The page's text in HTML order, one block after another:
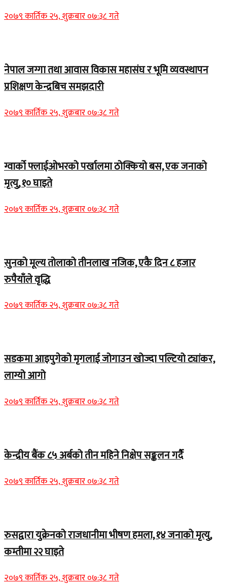
२०७९ कार्तिक २५, शुक्रबार ०७:३८ गते
नेपाल जग्गा तथा आवास विकास महासंघ र भूमि व्यवस्थापन
प्रशिक्षण केन्द्रबिच समझदारी
२०७९ कार्तिक २५, शुक्रबार ०७:३८ गते
ग्वार्को फ्लाईओभरको पर्खालमा ठोक्कियो बस, एक जनाको
मृत्यु, १० घाइते
२०७९ कार्तिक २५, शुक्रबार ०७:३८ गते
सुनको मूल्य तोलाको तीनलाख नजिक, एकै दिन ८ हजार
रुपैयाँले वृद्धि
२०७९ कार्तिक २५, शुक्रबार ०७:३८ गते
सडकमा आइपुगेको मृगलाई जोगाउन खोज्दा पल्टियो ट्यांकर,
लाग्यो आगो
२०७९ कार्तिक २५, शुक्रबार ०७:३८ गते
केन्द्रीय बैंक ८५ अर्बको तीन महिने निक्षेप सङ्कलन गर्दै
२०७९ कार्तिक २५, शुक्रबार ०७:३८ गते
रुसद्वारा युक्रेनको राजधानीमा भीषण हमला, १४ जनाको मृत्यु,
कम्तीमा २२ घाइते
२०७९ कार्तिक २५, शुक्रबार ०७:३८ गते